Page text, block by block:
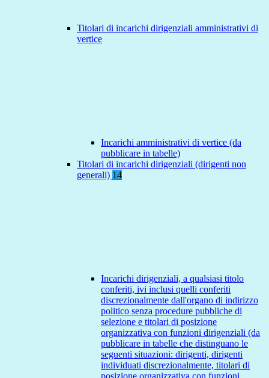
Titolari di incarichi dirigenziali amministrativi di
vertice
Incarichi amministrativi di vertice (da
pubblicare in tabelle)
Titolari di incarichi dirigenziali (dirigenti non
generali) 14
Incarichi dirigenziali, a qualsiasi titolo
conferiti, ivi inclusi quelli conferiti
discrezionalmente dall'organo di indirizzo
politico senza procedure pubbliche di
selezione e titolari di posizione
organizzativa con funzioni dirigenziali (da
pubblicare in tabelle che distinguano le
seguenti situazioni: dirigenti, dirigenti
individuati discrezionalmente, titolari di